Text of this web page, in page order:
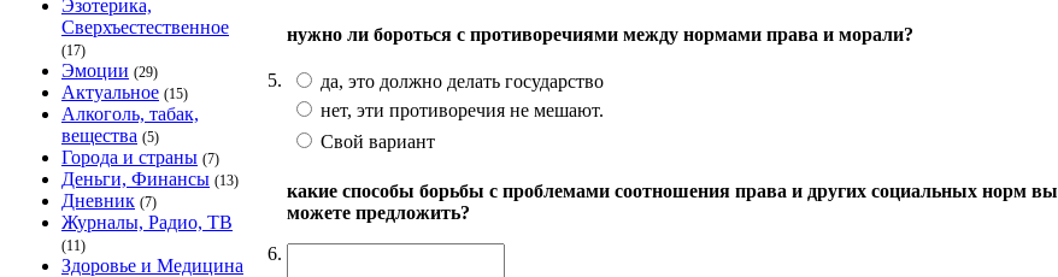
Эзотерика,
Сверхъестественное
(17)
Эмоции (29)
Актуальное (15)
Алкоголь, табак,
вещества (5)
Города и страны (7)
Деньги, Финансы (13)
Дневник (7)
Журналы, Радио, ТВ
(11)
Здоровье и Медицина
5.
нужно ли бороться с противоречиями между нормами права и морали?
да, это должно делать государство
нет, эти противоречия не мешают.
Свой вариант
6.
какие способы борьбы с проблемами соотношения права и других социальных норм вы
можете предложить?